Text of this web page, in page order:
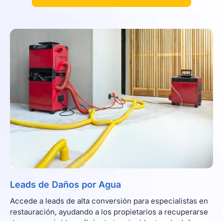
Leads de Daños por Agua
Accede a leads de alta conversión para especialistas en
restauración, ayudando a los propietarios a recuperarse